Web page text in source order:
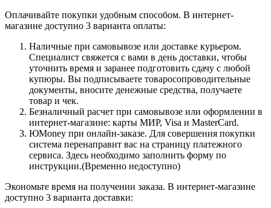
Оплачивайте покупки удобным способом. В интернет-
магазине доступно 3 варианта оплаты:
Наличные при самовывозе или доставке курьером.
Специалист свяжется с вами в день доставки, чтобы
уточнить время и заранее подготовить сдачу с любой
купюры. Вы подписываете товаросопроводительные
документы, вносите денежные средства, получаете
товар и чек.
Безналичный расчет при самовывозе или оформлении в
интернет-магазине: карты МИР, Visa и MasterCard.
ЮMoney при онлайн-заказе. Для совершения покупки
система перенаправит вас на страницу платежного
сервиса. Здесь необходимо заполнить форму по
инструкции.(Временно недоступно)
Экономьте время на получении заказа. В интернет-магазине
доступно 3 варианта доставки: